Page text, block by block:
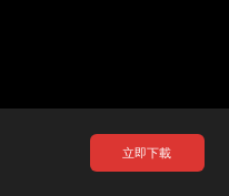
立即下載